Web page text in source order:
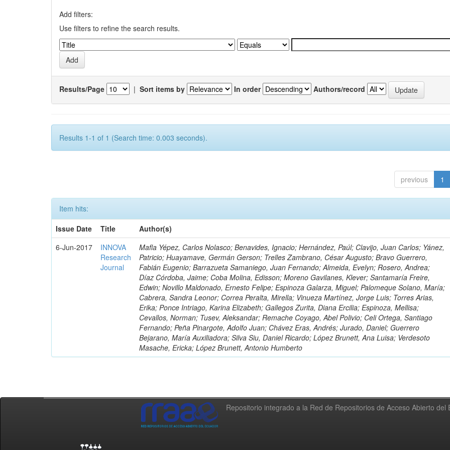
Add filters:
Use filters to refine the search results.
Results/Page | Sort items by In order Authors/record
Results 1-1 of 1 (Search time: 0.003 seconds).
previous 1
Item hits:
Issue Date
Title
Author(s)
6-Jun-2017
INNOVA
Research
Journal
Mafla Yépez, Carlos Nolasco; Benavides, Ignacio; Hernández, Paúl; Clavijo, Juan Carlos; Yánez,
Patricio; Huayamave, Germán Gerson; Trelles Zambrano, César Augusto; Bravo Guerrero,
Fabián Eugenio; Barrazueta Samaniego, Juan Fernando; Almeida, Evelyn; Rosero, Andrea;
Díaz Córdoba, Jaime; Coba Molina, Edisson; Moreno Gavilanes, Klever; Santamaría Freire,
Edwin; Novillo Maldonado, Ernesto Felipe; Espinoza Galarza, Miguel; Palomeque Solano, María;
Cabrera, Sandra Leonor; Correa Peralta, Mirella; Vinueza Martínez, Jorge Luis; Torres Arias,
Erika; Ponce Intriago, Karina Elizabeth; Gallegos Zurita, Diana Ercilia; Espinoza, Mellisa;
Cevallos, Norman; Tusev, Aleksandar; Remache Coyago, Abel Polivio; Celi Ortega, Santiago
Fernando; Peña Pinargote, Adolfo Juan; Chávez Eras, Andrés; Jurado, Daniel; Guerrero
Bejarano, María Auxiliadora; Silva Siu, Daniel Ricardo; López Brunett, Ana Luisa; Verdesoto
Masache, Ericka; López Brunett, Antonio Humberto
Repositorio integrado a la Red de Repositorios de Acceso Abierto del